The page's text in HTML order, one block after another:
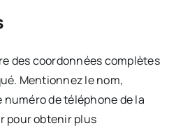
des coordonnées complètes
Mentionnez le nom,
numéro de téléphone de la
pour obtenir plus